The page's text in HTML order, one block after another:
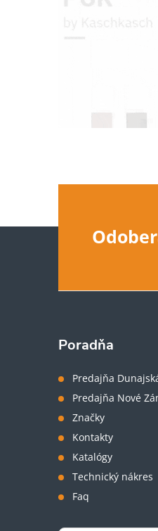
Poradňa
Predajňa
Predajňa Nové
Značky
Kontakty
Katalógy
Technický nákres
Faq